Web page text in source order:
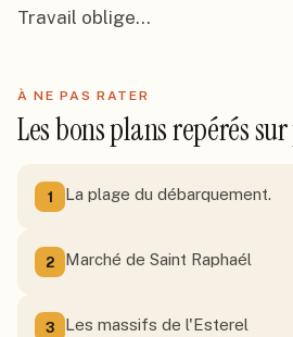
Travail oblige...
À NE PAS RATER
Les bons plans repérés
1 La plage du débarquement.
2 Marché de Saint Raphaél
3 Les massifs de l'Esterel